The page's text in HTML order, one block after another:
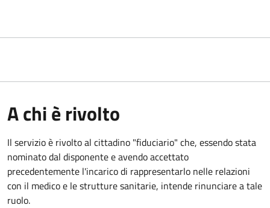
A chi è rivolto
Il servizio è rivolto al cittadino "fiduciario" che, essendo stata
nominato dal disponente e avendo accettato
precedentemente l'incarico di rappresentarlo nelle relazioni
con il medico e le strutture sanitarie, intende rinunciare a tale
ruolo.